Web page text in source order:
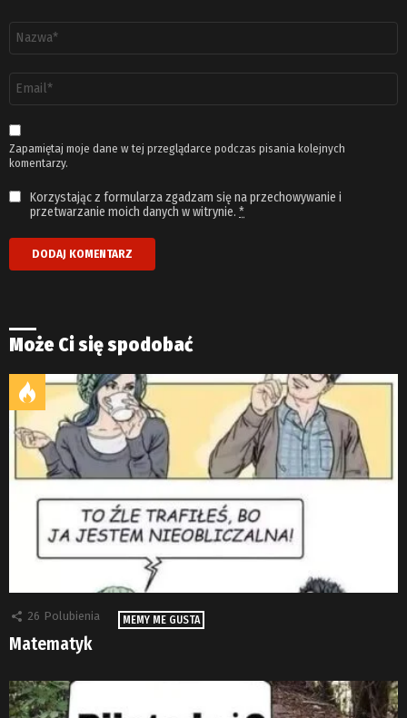
email
*
Zapamiętaj moje dane w tej przeglądarce podczas pisania kolejnych
komentarzy.
Korzystając z formularza zgadzam się na przechowywanie i
przetwarzanie moich danych w witrynie. *
Może Ci się spodobać
26 Polubienia MEMY ME GUSTA
Matematyk